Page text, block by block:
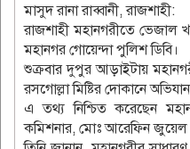
মাসুদ রানা রাব্বানী, রাজশাহী:
রাজশাহী মহানগরীতে ভেজাল
মহানগর গোয়েন্দা পুলিশ ডিবি।
শুক্রবার দুপুর আড়াইটায়
রসগোল্লা মিষ্টির দোকানে
এ তথ্য নিশ্চিত করেছেন
কমিশনার, মোঃ আরেফিন